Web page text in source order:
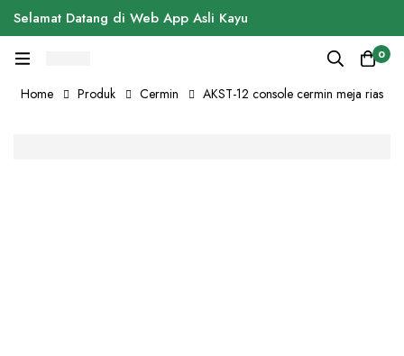
Selamat Datang di Web App Asli Kayu
0
Home Produk Cermin AKST-12 console cermin meja rias